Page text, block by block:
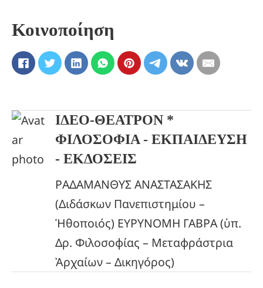
Κοινοποίηση
ΙΔΕΟ-ΘΕΑΤΡΟΝ *
ΦΙΛΟΣΟΦΙΑ - ΕΚΠΑΙΔΕΥΣΗ
- ΕΚΔΟΣΕΙΣ
ΡΑΔΑΜΑΝΘΥΣ ΑΝΑΣΤΑΣΑΚΗΣ
(Διδάσκων Πανεπιστημίου –
Ἡθοποιός) ΕΥΡΥΝΟΜΗ ΓΑΒΡΑ (ὑπ.
Δρ. Φιλοσοφίας – Μεταφράστρια
Ἀρχαίων – Δικηγόρος)